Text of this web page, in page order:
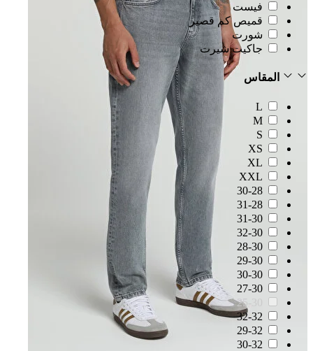
فيست
قميص كم قصير
شورت
جاكيت شيرت
المقاس
L
M
S
XS
XL
XXL
30-28
31-28
31-30
32-30
28-30
29-30
30-30
27-30
25-30
32-32
29-32
30-32